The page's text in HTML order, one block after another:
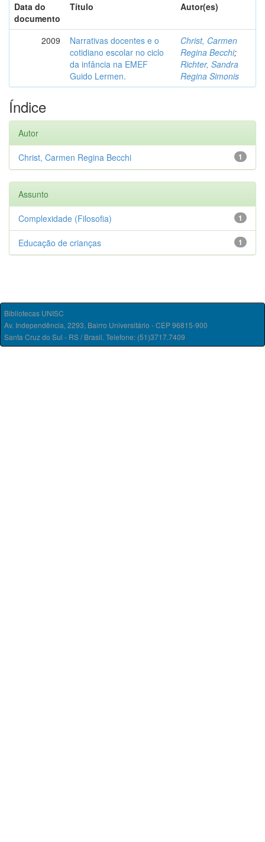
Data do
documento
Título Autor(es)
2009
Narrativas docentes e o
cotidiano escolar no ciclo
da infância na EMEF
Guido Lermen.
Christ, Carmen
Regina Becchi;
Richter, Sandra
Regina Simonis
Índice
Autor
1
Christ, Carmen Regina Becchi
Assunto
1
Complexidade (Filosofia)
1
Educação de crianças
Bibliotecas UNISC
Av. Independência, 2293, Bairro Universitário - CEP 96815-900
Santa Cruz do Sul - RS / Brasil. Telefone: (51)3717.7409